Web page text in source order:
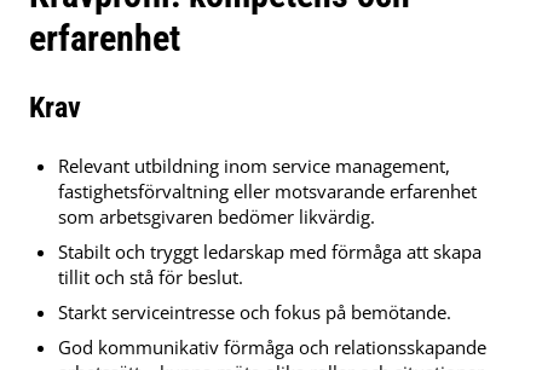
erfarenhet
Krav
Relevant utbildning inom service management,
fastighetsförvaltning eller motsvarande erfarenhet
som arbetsgivaren bedömer likvärdig.
Stabilt och tryggt ledarskap med förmåga att skapa
tillit och stå för beslut.
Starkt serviceintresse och fokus på bemötande.
God kommunikativ förmåga och relationsskapande